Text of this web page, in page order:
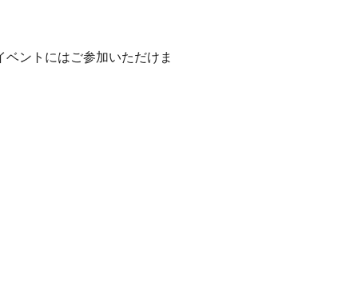
ントにはご参加いただけま